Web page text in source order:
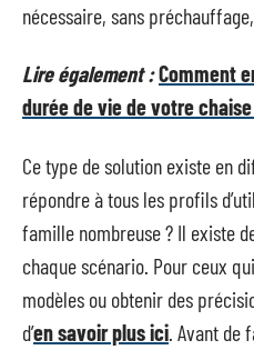
nécessaire, sans
Lire également :Comment
durée de vie de votre
Ce type de solution existe en
répondre à tous les profils
famille nombreuse ? Il existe
chaque scénario. Pour ceux
modèles ou obtenir des
d’en savoir plus ici . Avant